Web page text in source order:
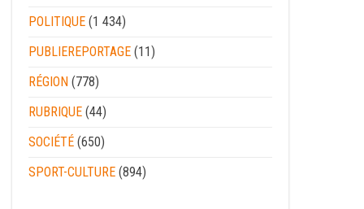
POLITIQUE (1 434)
PUBLIEREPORTAGE (11)
RÉGION (778)
RUBRIQUE (44)
SOCIÉTÉ (650)
SPORT-CULTURE (894)